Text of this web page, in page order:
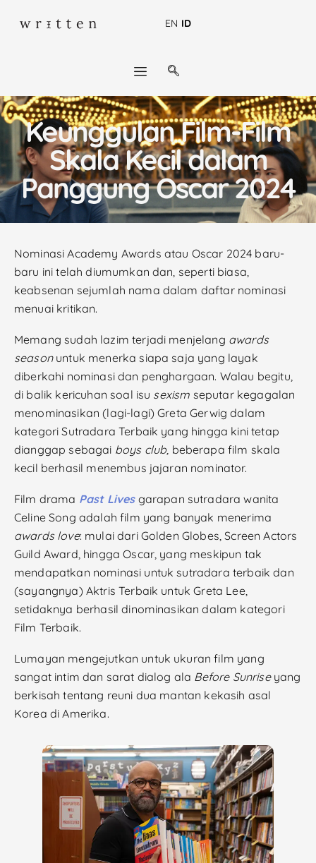
EN ID
Keunggulan Film-Film
Skala Kecil dalam
Panggung Oscar 2024
Nominasi Academy Awards atau Oscar 2024 baru-
baru ini telah diumumkan dan, seperti biasa,
keabsenan sejumlah nama dalam daftar nominasi
menuai kritikan.
Memang sudah lazim terjadi menjelang awards
season untuk menerka siapa saja yang layak
diberkahi nominasi dan penghargaan. Walau begitu,
di balik kericuhan soal isu sexism seputar kegagalan
menominasikan (lagi-lagi) Greta Gerwig dalam
kategori Sutradara Terbaik yang hingga kini tetap
dianggap sebagai boys club, beberapa film skala
kecil berhasil menembus jajaran nominator.
Film drama Past Lives garapan sutradara wanita
Celine Song adalah film yang banyak menerima
awards love: mulai dari Golden Globes, Screen Actors
Guild Award, hingga Oscar, yang meskipun tak
mendapatkan nominasi untuk sutradara terbaik dan
(sayangnya) Aktris Terbaik untuk Greta Lee,
setidaknya berhasil dinominasikan dalam kategori
Film Terbaik.
Lumayan mengejutkan untuk ukuran film yang
sangat intim dan sarat dialog ala Before Sunrise yang
berkisah tentang reuni dua mantan kekasih asal
Korea di Amerika.